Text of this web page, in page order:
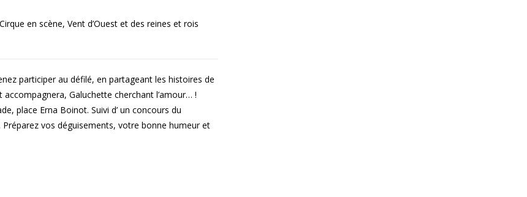
en scène, Vent d’Ouest et des reines et rois
participer au défilé, en partageant les histoires de
Galuchette cherchant l’amour… !
place Erna Boinot. Suivi d’ un concours du
vos déguisements, votre bonne humeur et